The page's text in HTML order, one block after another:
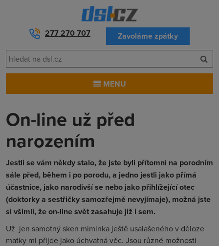
277 270 707 Zavoláme zpátky
MENU
On-line už před
narozením
Jestli se vám někdy stalo, že jste byli přítomni na porodním
sále před, během i po porodu, a jedno jestli jako přímá
účastnice, jako narodivší se nebo jako přihlížející otec
(doktorky a sestřičky samozřejmě nevyjímaje), možná jste
si všimli, že on-line svět zasahuje již i sem.
Už jen samotný sken miminka ještě usalašeného v děloze
matky mi přijde jako úchvatná věc. Jsou různé možnosti